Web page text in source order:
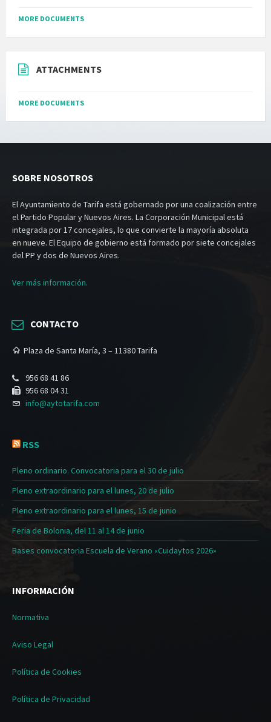
MORE DOCUMENTS
ATTACHMENTS
MORE DOCUMENTS
SOBRE NOSOTROS
El Ayuntamiento de Tarifa está gobernado por una coalización entre
el Partido Popular y Nuevos Aires. La Corporación Municipal está
integrada por 17 concejales, lo que convierte la mayoría absoluta
en nueve. El Equipo de gobierno está formado por siete concejales
del PP y dos de Nuevos Aires.
Ver más información.
CONTACTO
Plaza de Santa María, 3 – 11380 Tarifa
956 68 41 86
956 68 04 31
info@aytotarifa.com
RSS
Pleno ordinario. Convocatoria para el 30 de julio
Pleno extraordinario para el lunes, 20 de julio
Pleno extraordinario para el lunes, 15 de junio
Feria de Bolonia, del 11 al 14 de junio
Bases convocatoria Escuela de Verano «Cuidaytos 2026»
INFORMACIÓN
Normativa
Aviso Legal
Política de Cookies
Política de Privacidad